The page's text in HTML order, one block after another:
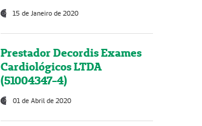
15 de Janeiro de 2020
Prestador Decordis Exames
Cardiológicos LTDA
(51004347-4)
01 de Abril de 2020